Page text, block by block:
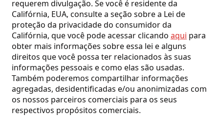
requerem divulgação. Se você é residente da
Califórnia, EUA, consulte a seção sobre a Lei de
proteção da privacidade do consumidor da
Califórnia, que você pode acessar clicando aqui para
obter mais informações sobre essa lei e alguns
direitos que você possa ter relacionados às suas
informações pessoais e como elas são usadas.
Também poderemos compartilhar informações
agregadas, desidentificadas e/ou anonimizadas com
os nossos parceiros comerciais para os seus
respectivos propósitos comerciais.